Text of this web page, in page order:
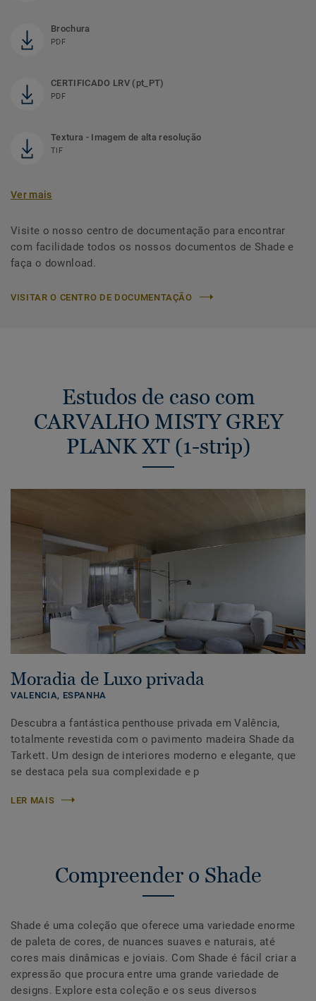
Brochura
PDF
CERTIFICADO LRV (pt_PT)
PDF
Textura - Imagem de alta resolução
TIF
Ver mais
Visite o nosso centro de documentação para encontrar
com facilidade todos os nossos documentos de Shade e
faça o download.
VISITAR O CENTRO DE DOCUMENTAÇÃO
Estudos de caso com
CARVALHO MISTY GREY
PLANK XT (1-strip)
Moradia de Luxo privada
VALENCIA, ESPANHA
Descubra a fantástica penthouse privada em Valência,
totalmente revestida com o pavimento madeira Shade da
Tarkett. Um design de interiores moderno e elegante, que
se destaca pela sua complexidade e p
LER MAIS
Compreender o Shade
Shade é uma coleção que oferece uma variedade enorme
de paleta de cores, de nuances suaves e naturais, até
cores mais dinâmicas e joviais. Com Shade é fácil criar a
expressão que procura entre uma grande variedade de
designs. Explore esta coleção e os seus diversos